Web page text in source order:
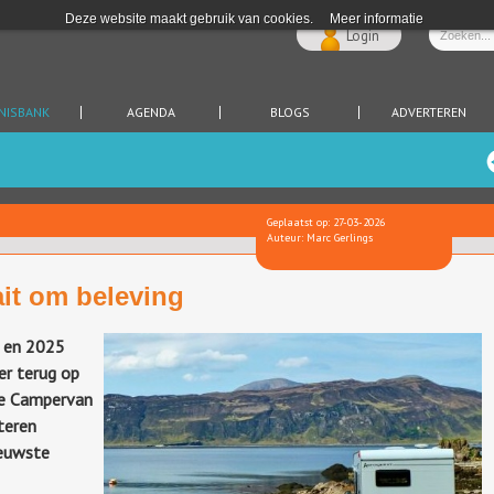
Deze website maakt gebruik van cookies. Meer informatie
Login
AGENDA BLOGS ADVERTEREN
Geplaatst op: 27-03-2026
Auteur: Marc Gerlings
om beleving
2025
terug op